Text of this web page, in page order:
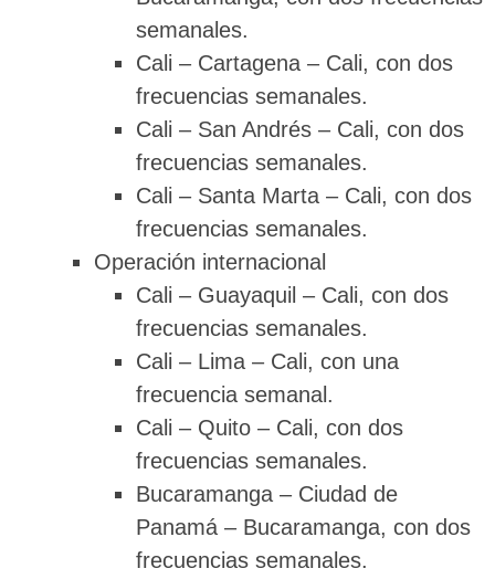
semanales.
Cali – Cartagena – Cali, con dos
frecuencias semanales.
Cali – San Andrés – Cali, con dos
frecuencias semanales.
Cali – Santa Marta – Cali, con dos
frecuencias semanales.
Operación internacional
Cali – Guayaquil – Cali, con dos
frecuencias semanales.
Cali – Lima – Cali, con una
frecuencia semanal.
Cali – Quito – Cali, con dos
frecuencias semanales.
Bucaramanga – Ciudad de
Panamá – Bucaramanga, con dos
frecuencias semanales.